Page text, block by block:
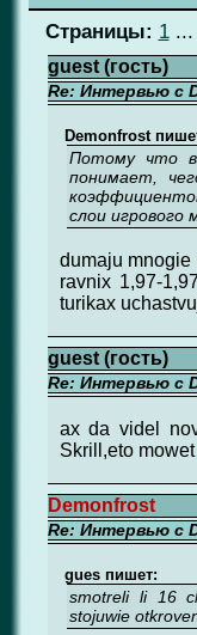
Страницы: 1...
guest (гость)
Re: Интервью с
Demonfrost
Потому что в
понимает,
слои игрового
dumaju
ravnix 1,97-
turikax
guest (гость)
Re: Интервью с
ax da videl
Skrill,eto
Demonfrost
Re: Интервью с
gues пишет:
smotreli li 16
stojuwie